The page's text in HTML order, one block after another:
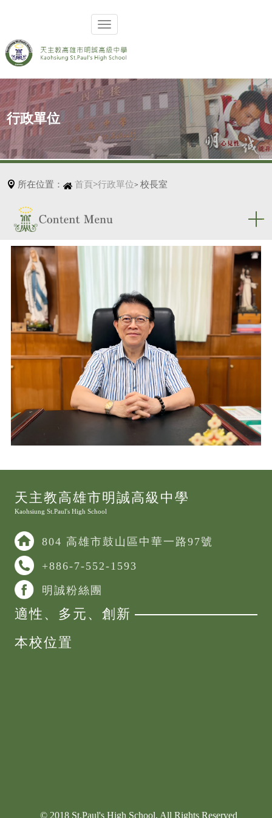
行政單位
所在位置： 首頁>行政單位> 校長室
校長介紹
教育願景
辦學理念
行政領導
與明誠師生的共勉
天主教高雄市明誠高級中學
Kaohsiung St.Paul's High School
804 高雄市鼓山區中華一路97號
+886-7-552-1593
明誠粉絲團
適性、多元、創新
本校位置
© 2018 St.Paul's High School, All Rights Reserved